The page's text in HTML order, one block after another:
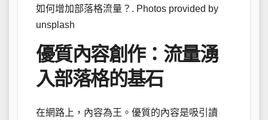
如何增加部落格流量？. Photos provided by
unsplash
優質內容創作：流量湧
入部落格的基石
在網路上，內容為王。優質的內容是吸引讀